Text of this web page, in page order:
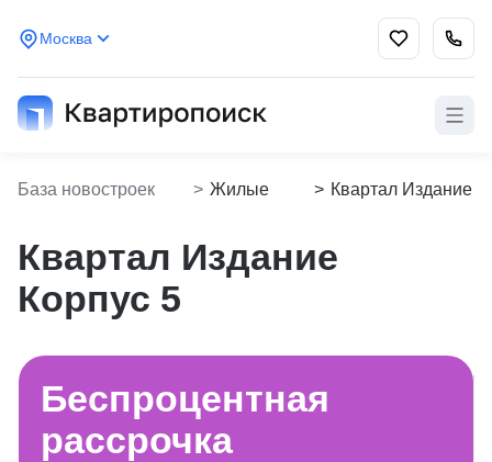
Москва
База новостроек
> Жилые
> Квартал Издание
Квартал Издание
Корпус 5
Беспроцентная
рассрочка